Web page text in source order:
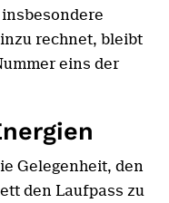
rechnet, bleibt
eins der
Gelegenheit, den
den Laufpass zu